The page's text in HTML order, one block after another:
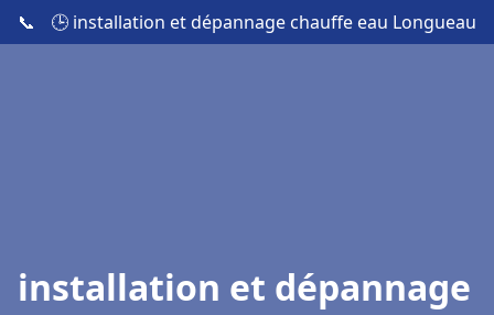
📞 🕒 installation et dépannage chauffe eau Longueau
installation et dépannage